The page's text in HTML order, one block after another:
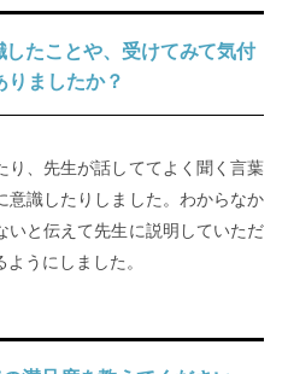
たことや、受けてみて気付
りましたか？
り、先生が話しててよく聞く言葉
意識したりしました。わからなか
いと伝えて先生に説明していただ
うにしました。